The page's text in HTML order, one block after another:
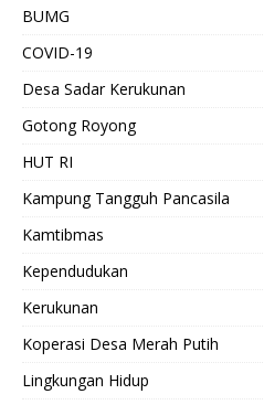
BUMG
COVID-19
Desa Sadar Kerukunan
Gotong Royong
HUT RI
Kampung Tangguh Pancasila
Kamtibmas
Kependudukan
Kerukunan
Koperasi Desa Merah Putih
Lingkungan Hidup